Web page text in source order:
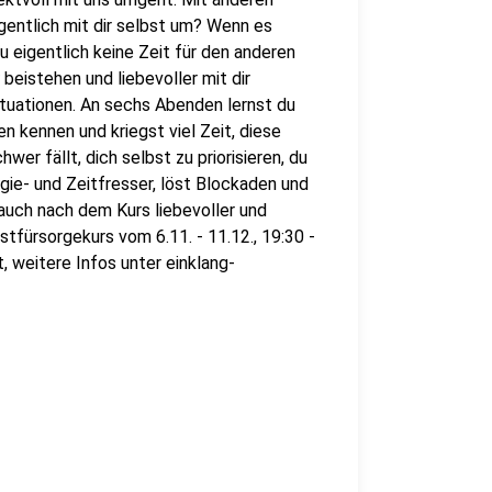
mit dir selbst um? Wenn es
eigentlich keine Zeit für den anderen
und liebevoller mit dir
An sechs Abenden lernst du
kennen und kriegst viel Zeit, diese
fällt, dich selbst zu priorisieren, du
und Zeitfresser, löst Blockaden und
nach dem Kurs liebevoller und
vom 6.11. - 11.12., 19:30 -
weitere Infos unter einklang-